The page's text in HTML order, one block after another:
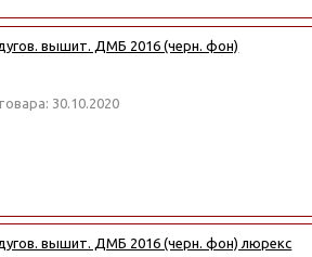
вышит. ДМБ 2016 (черн. фон)
30.10.2020
вышит. ДМБ 2016 (черн. фон) люрекс